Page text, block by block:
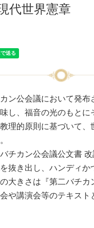
代世界憲章
ン公会議において発
し、福音の光のもと
理的原則に基づいて
チカン公会議公文書 改
抜き出し、ハンディ
大きさは『第二バチ
や講演会等のテキスト